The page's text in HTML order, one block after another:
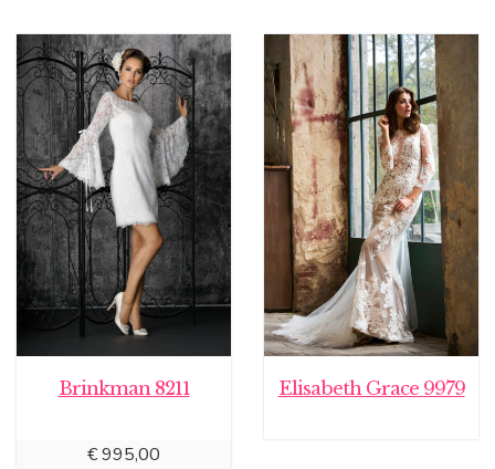
Brinkman 8211
€995,00
Elisabeth Grace 9979